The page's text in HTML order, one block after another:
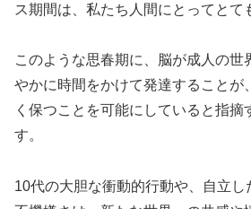
ス期間は、私たち人間にとってとて
このような思春期に、脳が成人の世
やかに時間をかけて発達することが
く保つことを可能にしていると指摘
す。
10代の大胆な衝動的行動や、自立し